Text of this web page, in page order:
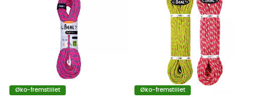
Øko-fremstillet Øko-fremstillet